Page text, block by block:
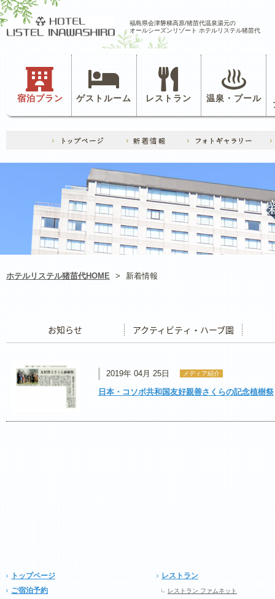
福島県会津磐梯高原/猪苗代温泉湯元の
オールシーズンリゾート ホテルリステル猪苗代
宿泊プラン ゲストルーム レストラン 温泉・プール
ホテルリステル猪苗代HOME > 新着情報
2019年 04月 25日 メディア紹介
日本・コソボ共和国友好親善さくらの記念植樹祭
トップページ
ご宿泊予約
レストラン
レストラン ファムネット